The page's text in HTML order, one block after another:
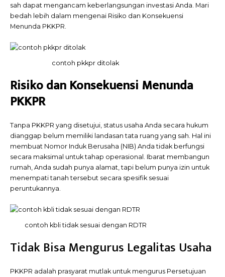
sah dapat mengancam keberlangsungan investasi Anda. Mari
bedah lebih dalam mengenai Risiko dan Konsekuensi
Menunda PKKPR.
contoh pkkpr ditolak
Risiko dan Konsekuensi Menunda
PKKPR
Tanpa PKKPR yang disetujui, status usaha Anda secara hukum
dianggap belum memiliki landasan tata ruang yang sah. Hal ini
membuat Nomor Induk Berusaha (NIB) Anda tidak berfungsi
secara maksimal untuk tahap operasional. Ibarat membangun
rumah, Anda sudah punya alamat, tapi belum punya izin untuk
menempati tanah tersebut secara spesifik sesuai
peruntukannya.
contoh kbli tidak sesuai dengan RDTR
Tidak Bisa Mengurus Legalitas Usaha
PKKPR adalah prasyarat mutlak untuk mengurus Persetujuan